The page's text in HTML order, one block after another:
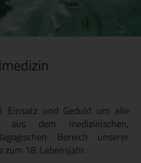
und Geduld um alle
aus dem medizinischen,
Bereich unserer
18. Lebensjahr.